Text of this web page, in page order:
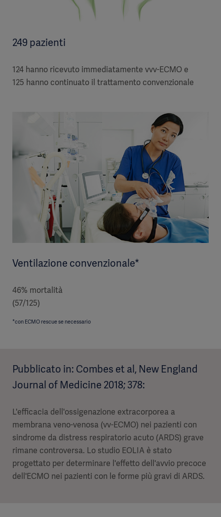
249 pazienti
124 hanno ricevuto immediatamente vvv-ECMO e
125 hanno continuato il trattamento convenzionale
Ventilazione convenzionale*
46% mortalità
(57/125)
*con ECMO rescue se necessario
Pubblicato in: Combes et al, New England
Journal of Medicine 2018; 378:
L'efficacia dell'ossigenazione extracorporea a
membrana veno-venosa (vv-ECMO) nei pazienti con
sindrome da distress respiratorio acuto (ARDS) grave
rimane controversa. Lo studio EOLIA è stato
progettato per determinare l'effetto dell'avvio precoce
dell'ECMO nei pazienti con le forme più gravi di ARDS.